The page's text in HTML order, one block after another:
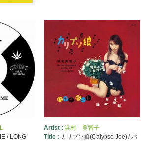
/ LONG
Artist : 浜村 美智子
Title : カリプソ娘(Calypso Joe) / バ